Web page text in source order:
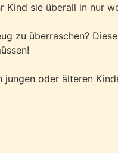
sie überall in nur
zu überraschen?
jungen oder älteren